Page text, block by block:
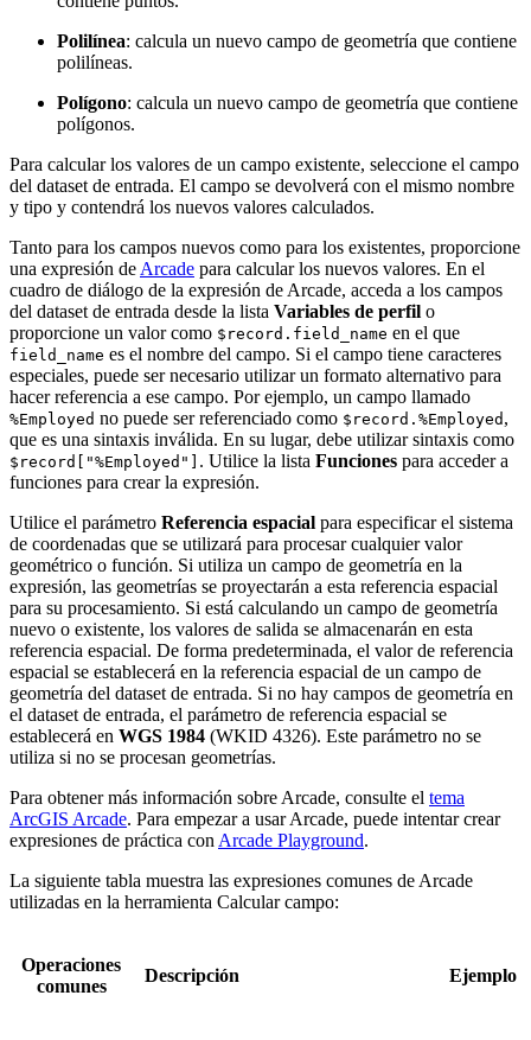
Polilínea: calcula un nuevo campo de geometría que contiene
polilíneas.
Polígono: calcula un nuevo campo de geometría que contiene
polígonos.
Para calcular los valores de un campo existente, seleccione el campo
del dataset de entrada. El campo se devolverá con el mismo nombre
y tipo y contendrá los nuevos valores calculados.
Tanto para los campos nuevos como para los existentes, proporcione
una expresión de Arcade para calcular los nuevos valores. En el
cuadro de diálogo de la expresión de Arcade, acceda a los campos
del dataset de entrada desde la lista Variables de perfil o
proporcione un valor como $record.field_name en el que
field_name es el nombre del campo. Si el campo tiene caracteres
especiales, puede ser necesario utilizar un formato alternativo para
hacer referencia a ese campo. Por ejemplo, un campo llamado
%Employed no puede ser referenciado como $record.%Employed ,
que es una sintaxis inválida. En su lugar, debe utilizar sintaxis como
$record["%Employed"] . Utilice la lista Funciones para acceder a
funciones para crear la expresión.
Utilice el parámetro Referencia espacial para especificar el sistema
de coordenadas que se utilizará para procesar cualquier valor
geométrico o función. Si utiliza un campo de geometría en la
expresión, las geometrías se proyectarán a esta referencia espacial
para su procesamiento. Si está calculando un campo de geometría
nuevo o existente, los valores de salida se almacenarán en esta
referencia espacial. De forma predeterminada, el valor de referencia
espacial se establecerá en la referencia espacial de un campo de
geometría del dataset de entrada. Si no hay campos de geometría en
el dataset de entrada, el parámetro de referencia espacial se
establecerá en WGS 1984 (WKID 4326). Este parámetro no se
utiliza si no se procesan geometrías.
Para obtener más información sobre Arcade, consulte el tema
ArcGIS Arcade. Para empezar a usar Arcade, puede intentar crear
expresiones de práctica con Arcade Playground.
La siguiente tabla muestra las expresiones comunes de Arcade
utilizadas en la herramienta Calcular campo:
Operaciones
comunes
Descripción Ejemplo